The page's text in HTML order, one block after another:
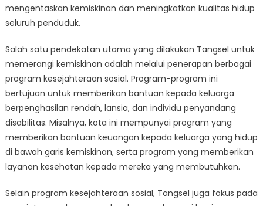
mengentaskan kemiskinan dan meningkatkan kualitas hidup
seluruh penduduk.
Salah satu pendekatan utama yang dilakukan Tangsel untuk
memerangi kemiskinan adalah melalui penerapan berbagai
program kesejahteraan sosial. Program-program ini
bertujuan untuk memberikan bantuan kepada keluarga
berpenghasilan rendah, lansia, dan individu penyandang
disabilitas. Misalnya, kota ini mempunyai program yang
memberikan bantuan keuangan kepada keluarga yang hidup
di bawah garis kemiskinan, serta program yang memberikan
layanan kesehatan kepada mereka yang membutuhkan.
Selain program kesejahteraan sosial, Tangsel juga fokus pada